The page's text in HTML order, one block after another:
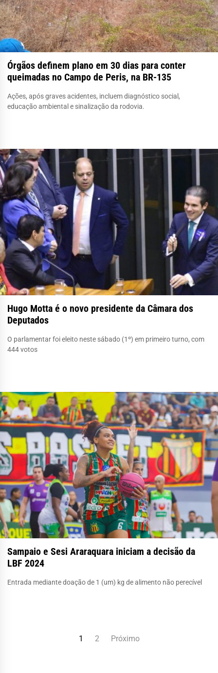
Órgãos definem plano em 30 dias para conter
queimadas no Campo de Peris, na BR-135
Ações, após graves acidentes, incluem diagnóstico social,
educação ambiental e sinalização da rodovia.
Hugo Motta é o novo presidente da Câmara dos
Deputados
O parlamentar foi eleito neste sábado (1º) em primeiro turno, com
444 votos
Sampaio e Sesi Araraquara iniciam a decisão da
LBF 2024
Entrada mediante doação de 1 (um) kg de alimento não perecível
1 2 Próximo